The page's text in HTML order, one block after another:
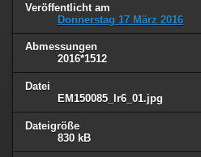
Veröffentlicht am
Donnerstag 17 März 2016
Abmessungen
2016*1512
Datei
EM150085_lr6_01.jpg
Dateigröße
830 kB